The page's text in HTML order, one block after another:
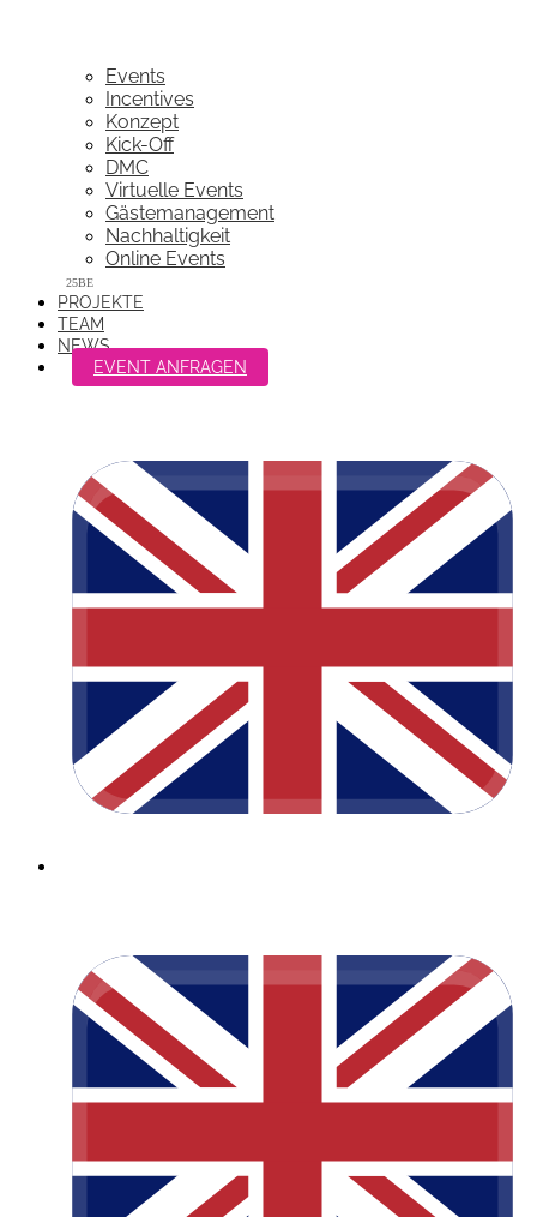
Events
Incentives
Konzept
Kick-Off
DMC
Virtuelle Events
Gästemanagement
Nachhaltigkeit
Online Events
PROJEKTE
TEAM
NEWS
EVENT ANFRAGEN